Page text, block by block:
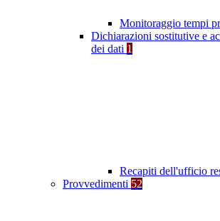
Monitoraggio tempi
Dichiarazioni sostitutive e
dei dati 1
Recapiti dell'ufficio
Provvedimenti 52